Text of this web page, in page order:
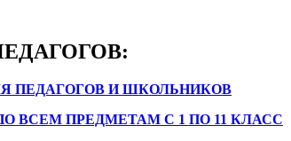
ПЕДАГОГОВ И ШКОЛЬНИКОВ
ВСЕМ ПРЕДМЕТАМ С 1 ПО 11 КЛАСС